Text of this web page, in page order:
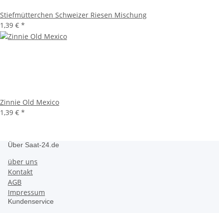
Stiefmütterchen Schweizer Riesen Mischung
1,39 € *
Zinnie Old Mexico
1,39 € *
Über Saat-24.de
über uns
Kontakt
AGB
Impressum
Kundenservice